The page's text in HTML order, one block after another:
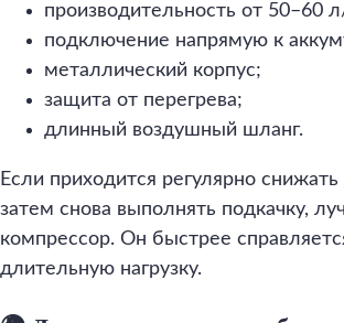
производительность от 50–60
подключение напрямую к
металлический корпус;
защита от перегрева;
длинный воздушный шланг.
Если приходится регулярно
затем снова выполнять подкачку,
компрессор. Он быстрее
длительную нагрузку.